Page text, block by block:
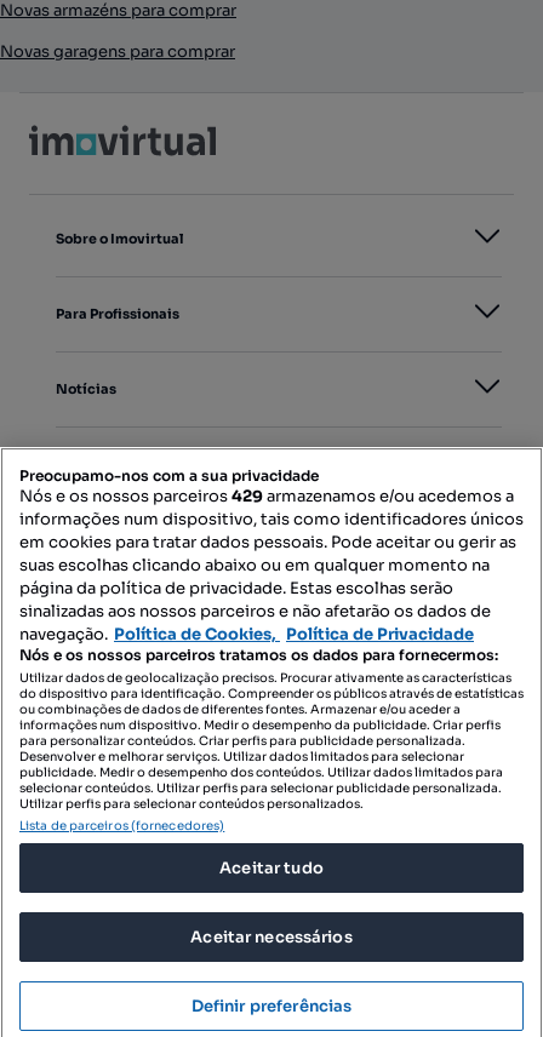
Novas armazéns para comprar
Novas garagens para comprar
Sobre o Imovirtual
Para Profissionais
Notícias
Mapa do Site
Contacte-nos
SIGA-NOS:
DESCARREGAR NA:
© 2026 Imovirtual.com, OLX Portugal, S.A.
TERMOS DE UTILIZAÇÃO
POLÍTICA DE PRIVACIDADE
CONFIGURAÇÕES DE PRIVACIDADE
Preocupamo-nos com a sua privacidade
Nós e os nossos parceiros429armazenamos e/ou acedemos a
informações num dispositivo, tais como identificadores únicos
em cookies para tratar dados pessoais. Pode aceitar ou gerir as
suas escolhas clicando abaixo ou em qualquer momento na
página da política de privacidade. Estas escolhas serão
sinalizadas aos nossos parceiros e não afetarão os dados de
navegação. Política de Cookies, Política de Privacidade
Nós e os nossos parceiros tratamos os dados para fornecermos:
Utilizar dados de geolocalização precisos. Procurar ativamente as características
do dispositivo para identificação. Compreender os públicos através de estatísticas
ou combinações de dados de diferentes fontes. Armazenar e/ou aceder a
informações num dispositivo. Medir o desempenho da publicidade. Criar perfis
para personalizar conteúdos. Criar perfis para publicidade personalizada.
Desenvolver e melhorar serviços. Utilizar dados limitados para selecionar
publicidade. Medir o desempenho dos conteúdos. Utilizar dados limitados para
selecionar conteúdos. Utilizar perfis para selecionar publicidade personalizada.
Utilizar perfis para selecionar conteúdos personalizados.
Lista de parceiros (fornecedores)
Aceitar tudo
Aceitar necessários
Definir preferências